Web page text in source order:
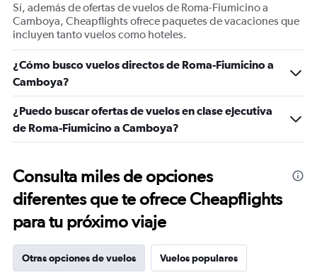
Sí, además de ofertas de vuelos de Roma-Fiumicino a
Camboya, Cheapflights ofrece paquetes de vacaciones que
incluyen tanto vuelos como hoteles.
¿Cómo busco vuelos directos de Roma-Fiumicino a
Camboya?
¿Puedo buscar ofertas de vuelos en clase ejecutiva
de Roma-Fiumicino a Camboya?
Consulta miles de opciones
diferentes que te ofrece Cheapflights
para tu próximo viaje
Otras opciones de vuelos Vuelos populares